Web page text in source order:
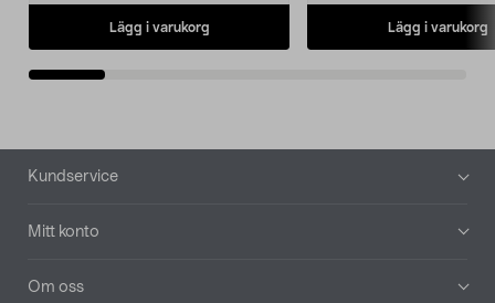
Lägg i varukorg Lägg i varukorg
Sidfot
Kundservice
Mitt konto
Om oss